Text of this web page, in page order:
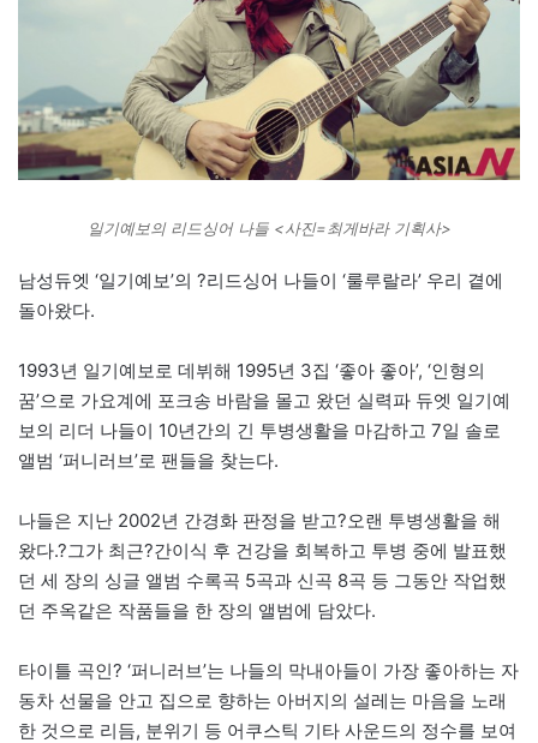
일기예보의 리드싱어 나들 <사진=최게바라 기획사>
남성듀엣 ‘일기예보’의 ?리드싱어 나들이 ‘룰루랄라’ 우리 곁에
돌아왔다.
1993년 일기예보로 데뷔해 1995년 3집 ‘좋아 좋아’, ‘인형의
꿈’으로 가요계에 포크송 바람을 몰고 왔던 실력파 듀엣 일기예
보의 리더 나들이 10년간의 긴 투병생활을 마감하고 7일 솔로
앨범 ‘퍼니러브’로 팬들을 찾는다.
나들은 지난 2002년 간경화 판정을 받고?오랜 투병생활을 해
왔다.?그가 최근?간이식 후 건강을 회복하고 투병 중에 발표했
던 세 장의 싱글 앨범 수록곡 5곡과 신곡 8곡 등 그동안 작업했
던 주옥같은 작품들을 한 장의 앨범에 담았다.
타이틀 곡인? ‘퍼니러브’는 나들의 막내아들이 가장 좋아하는 자
동차 선물을 안고 집으로 향하는 아버지의 설레는 마음을 노래
한 것으로 리듬, 분위기 등 어쿠스틱 기타 사운드의 정수를 보여